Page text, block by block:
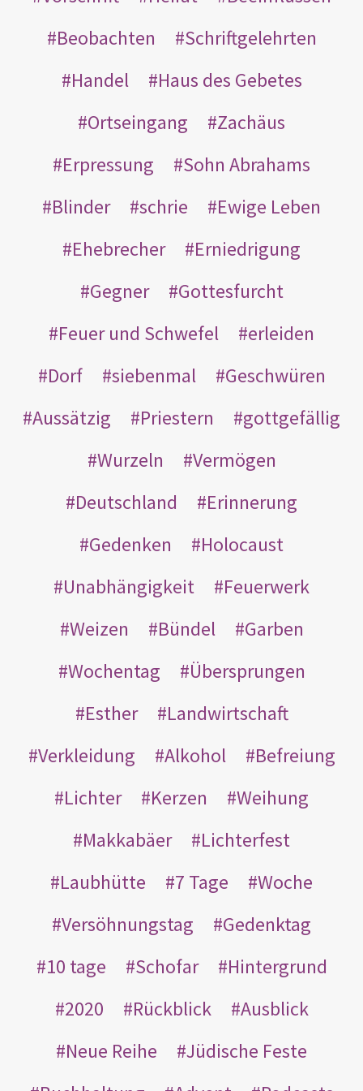
Beobachten
Schriftgelehrten
Handel
Haus des Gebetes
Ortseingang
Zachäus
Erpressung
Sohn Abrahams
Blinder
schrie
Ewige Leben
Ehebrecher
Erniedrigung
Gegner
Gottesfurcht
Feuer und Schwefel
erleiden
Dorf
siebenmal
Geschwüren
Aussätzig
Priestern
gottgefällig
Wurzeln
Vermögen
Deutschland
Erinnerung
Gedenken
Holocaust
Unabhängigkeit
Feuerwerk
Weizen
Bündel
Garben
Wochentag
Übersprungen
Esther
Landwirtschaft
Verkleidung
Alkohol
Befreiung
Lichter
Kerzen
Weihung
Makkabäer
Lichterfest
Laubhütte
7 Tage
Woche
Versöhnungstag
Gedenktag
10 tage
Schofar
Hintergrund
2020
Rückblick
Ausblick
Neue Reihe
Jüdische Feste